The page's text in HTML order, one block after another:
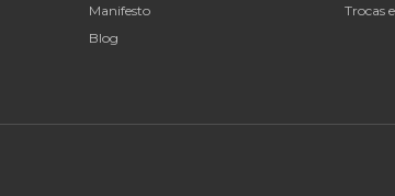
Manifesto
Blog
Trocas